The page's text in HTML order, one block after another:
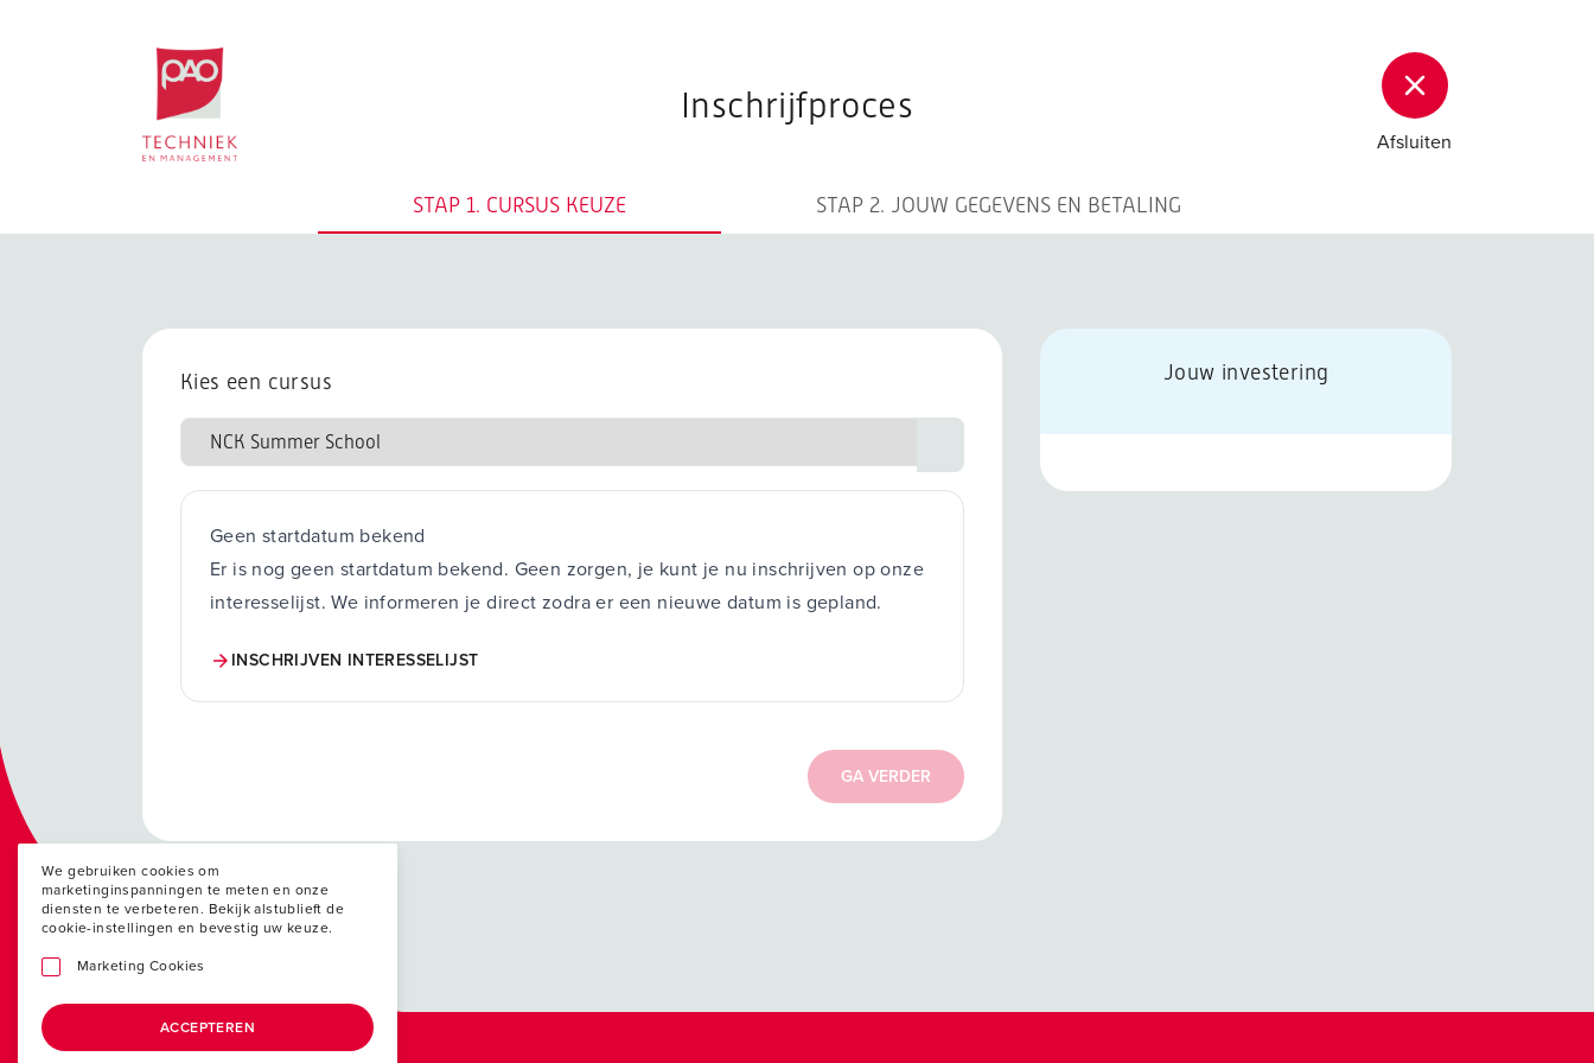
Postacademische cursussen, leergangen en opleidingen
Inschrijfproces
Afsluiten
STAP 1. CURSUS KEUZE STAP 2. JOUW GEGEVENS EN BETALING
Kies een cursus
Geen startdatum bekend
Er is nog geen startdatum bekend. Geen zorgen, je kunt je nu inschrijven op onze
interesselijst. We informeren je direct zodra er een nieuwe datum is gepland.
INSCHRIJVEN INTERESSELIJST
GA VERDER
Jouw investering
We gebruiken cookies om
marketinginspanningen te meten en onze
diensten te verbeteren. Bekijk alstublieft de
cookie-instellingen en bevestig uw keuze.
Marketing Cookies
ACCEPTEREN